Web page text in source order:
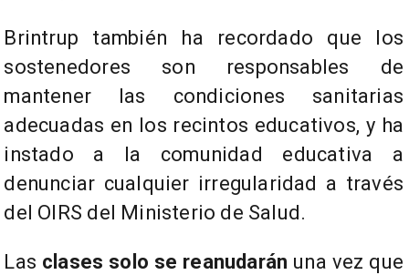
Brintrup también ha recordado que los
sostenedores son responsables de
mantener las condiciones sanitarias
adecuadas en los recintos educativos, y ha
instado a la comunidad educativa a
denunciar cualquier irregularidad a través
del OIRS del Ministerio de Salud.
Las clases solo se reanudarán una vez que